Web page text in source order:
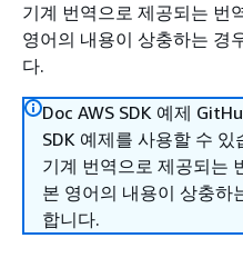
기계 번역으로 제공되는 번
영어의 내용이 상충하는 경
다.
Doc AWS SDK 예제
SDK 예제를 사용할 수 있
기계 번역으로 제공되는
본 영어의 내용이 상충하
합니다.